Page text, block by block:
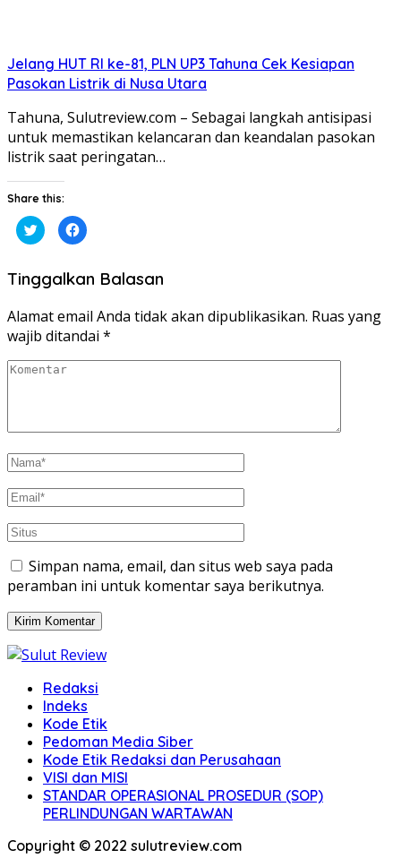
Jelang HUT RI ke-81, PLN UP3 Tahuna Cek Kesiapan
Pasokan Listrik di Nusa Utara
Tahuna, Sulutreview.com – Sebagai langkah antisipasi
untuk memastikan kelancaran dan keandalan pasokan
listrik saat peringatan…
Share this:
Klik
untuk
berbagi
Twitter(Membuka
di
jendela
baru)
Klik
untuk
Facebook(Membuka
di
baru)
Tinggalkan Balasan
Alamat email Anda tidak akan dipublikasikan. Ruas yang
wajib ditandai *
Simpan nama, email, dan situs web saya pada
peramban ini untuk komentar saya berikutnya.
Redaksi
Indeks
Kode Etik
Pedoman Media Siber
Kode Etik Redaksi dan Perusahaan
VISI dan MISI
STANDAR OPERASIONAL PROSEDUR (SOP)
PERLINDUNGAN WARTAWAN
Copyright © 2022 sulutreview.com